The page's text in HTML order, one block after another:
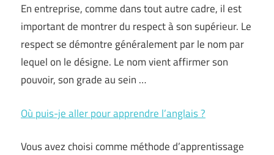
En entreprise, comme dans tout autre cadre, il est
important de montrer du respect à son supérieur. Le
respect se démontre généralement par le nom par
lequel on le désigne. Le nom vient affirmer son
pouvoir, son grade au sein …
Où puis-je aller pour apprendre l’anglais ?
Vous avez choisi comme méthode d’apprentissage